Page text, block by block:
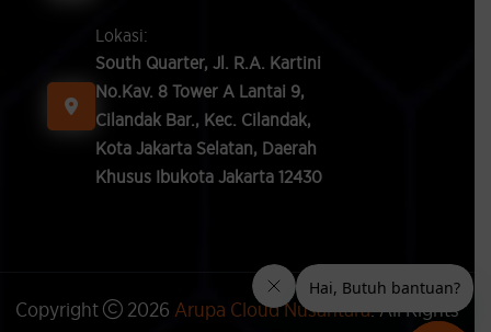
Lokasi:
South Quarter, Jl. R.A. Kartini
No.Kav. 8 Tower A Lantai 9,
Cilandak Bar., Kec. Cilandak,
Kota Jakarta Selatan, Daerah
Khusus Ibukota Jakarta 12430
Copyright 2026 Arupa Cloud Nusantara. All Rights